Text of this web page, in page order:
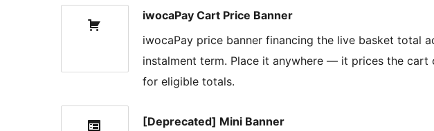
iwocaPay Cart Price Banner
iwocaPay price banner financing the live basket total
instalment term. Place it anywhere — it prices the cart
for eligible totals.
[Deprecated] Mini Banner